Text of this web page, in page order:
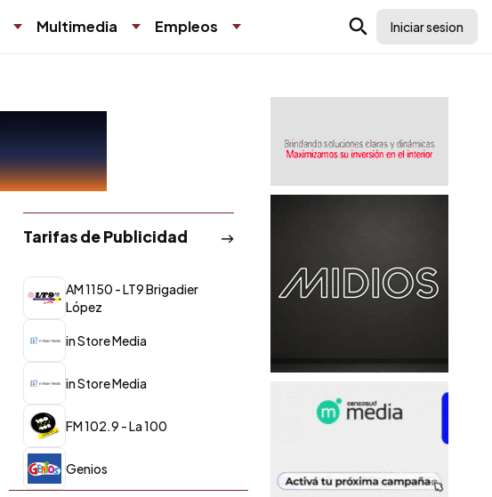
Multimedia Empleos Iniciar sesion
Tarifas de Publicidad
AM 1150 - LT9 Brigadier
López
in Store Media
in Store Media
FM 102.9 - La 100
Genios